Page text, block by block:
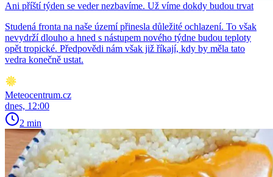
Ani příští týden se veder nezbavíme. Už víme dokdy budou trvat
Studená fronta na naše území přinesla důležité ochlazení. To však
nevydrží dlouho a hned s nástupem nového týdne budou teploty
opět tropické. Předpovědi nám však již říkají, kdy by měla tato
vedra konečně ustat.
Meteocentrum.cz
dnes, 12:00
2 min